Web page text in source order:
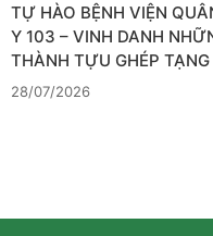
TỰ HÀO BỆNH VIỆN
Y 103 – VINH DANH
THÀNH TỰU GHÉP TẠNG
28/07/2026